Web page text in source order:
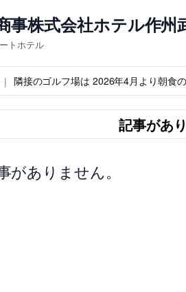
事株式会社ホテル作州
トホテル
隣接のゴルフ場は 2026年4月より朝食
記事があ
がありません。